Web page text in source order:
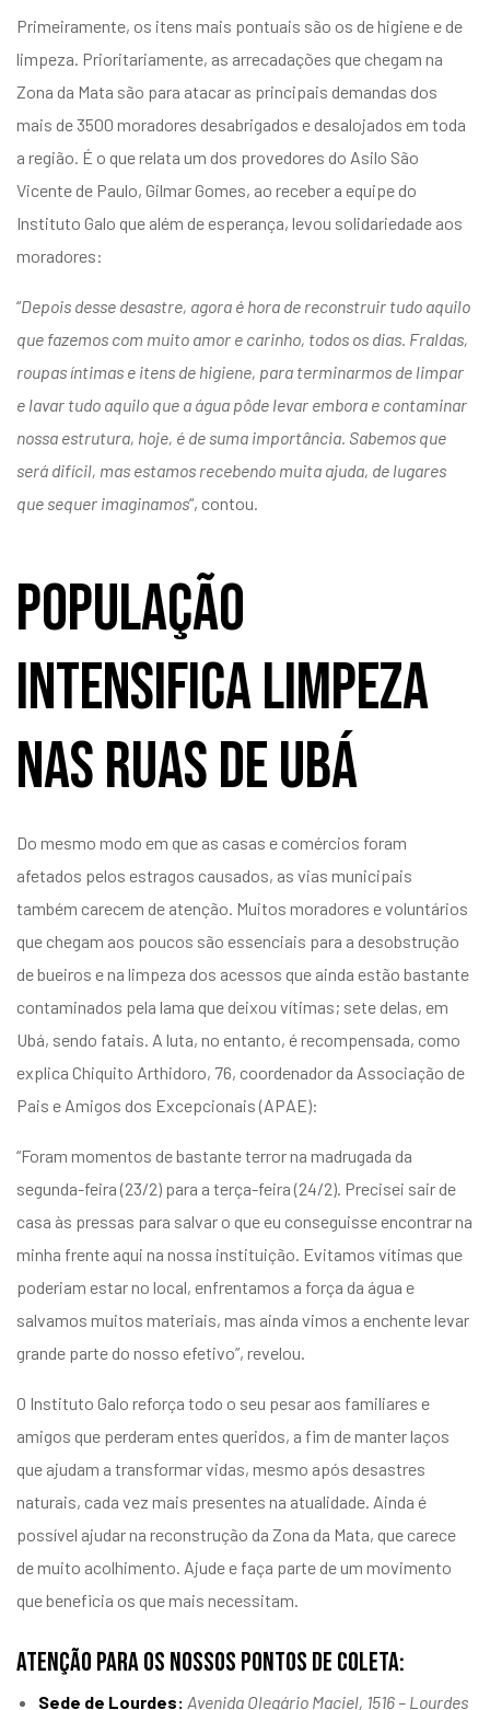
Primeiramente, os itens mais pontuais são os de higiene e de
limpeza. Prioritariamente, as arrecadações que chegam na
Zona da Mata são para atacar as principais demandas dos
mais de 3500 moradores desabrigados e desalojados em toda
a região. É o que relata um dos provedores do Asilo São
Vicente de Paulo, Gilmar Gomes, ao receber a equipe do
Instituto Galo que além de esperança, levou solidariedade aos
moradores:
“Depois desse desastre, agora é hora de reconstruir tudo aquilo
que fazemos com muito amor e carinho, todos os dias. Fraldas,
roupas íntimas e itens de higiene, para terminarmos de limpar
e lavar tudo aquilo que a água pôde levar embora e contaminar
nossa estrutura, hoje, é de suma importância. Sabemos que
será difícil, mas estamos recebendo muita ajuda, de lugares
que sequer imaginamos“, contou.
População
intensifica limpeza
nas ruas de Ubá
Do mesmo modo em que as casas e comércios foram
afetados pelos estragos causados, as vias municipais
também carecem de atenção. Muitos moradores e voluntários
que chegam aos poucos são essenciais para a desobstrução
de bueiros e na limpeza dos acessos que ainda estão bastante
contaminados pela lama que deixou vítimas; sete delas, em
Ubá, sendo fatais. A luta, no entanto, é recompensada, como
explica Chiquito Arthidoro, 76, coordenador da Associação de
Pais e Amigos dos Excepcionais (APAE):
“Foram momentos de bastante terror na madrugada da
segunda-feira (23/2) para a terça-feira (24/2). Precisei sair de
casa às pressas para salvar o que eu conseguisse encontrar na
minha frente aqui na nossa instituição. Evitamos vítimas que
poderiam estar no local, enfrentamos a força da água e
salvamos muitos materiais, mas ainda vimos a enchente levar
grande parte do nosso efetivo”, revelou.
O Instituto Galo reforça todo o seu pesar aos familiares e
amigos que perderam entes queridos, a fim de manter laços
que ajudam a transformar vidas, mesmo após desastres
naturais, cada vez mais presentes na atualidade. Ainda é
possível ajudar na reconstrução da Zona da Mata, que carece
de muito acolhimento. Ajude e faça parte de um movimento
que beneficia os que mais necessitam.
Atenção para os nossos Pontos de coleta:
Sede de Lourdes: Avenida Olegário Maciel, 1516 – Lourdes